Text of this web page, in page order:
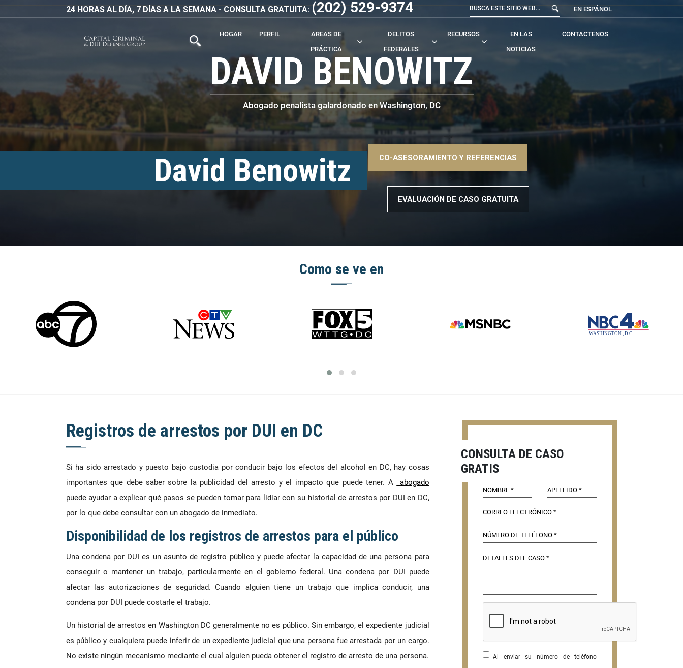
24 HORAS AL DÍA, 7 DÍAS A LA SEMANA - CONSULTA GRATUITA: (202) 529-9374 EN ESPÁNOL
HOGAR PERFIL
AREAS DE
PRÁCTICA
DELITOS
FEDERALES
RECURSOS
EN LAS
NOTICIAS
CONTACTENOS
DAVID BENOWITZ
Abogado penalista galardonado en Washington, DC
David Benowitz
–>
CO-ASESORAMIENTO Y REFERENCIAS
EVALUACIÓN DE CASO GRATUITA
Como se ve en
Registros de arrestos por DUI en DC
Si ha sido arrestado y puesto bajo custodia por conducir bajo los efectos del alcohol en DC, hay cosas
importantes que debe saber sobre la publicidad del arresto y el impacto que puede tener. A
abogado
puede ayudar a explicar qué pasos se pueden tomar para lidiar con su historial de arrestos por DUI en DC,
por lo que debe consultar con un abogado de inmediato.
Disponibilidad de los registros de arrestos para el público
Una condena por DUI es un asunto de registro público y puede afectar la capacidad de una persona para
conseguir o mantener un trabajo, particularmente en el gobierno federal. Una condena por DUI puede
afectar las autorizaciones de seguridad. Cuando alguien tiene un trabajo que implica conducir, una
condena por DUI puede costarle el trabajo.
Un historial de arrestos en Washington DC generalmente no es público. Sin embargo, el expediente judicial
es público y cualquiera puede inferir de un expediente judicial que una persona fue arrestada por un cargo.
No existe ningún mecanismo mediante el cual alguien pueda obtener el registro de arresto de una persona.
CONSULTA DE CASO
GRATIS
Al enviar su número de teléfono